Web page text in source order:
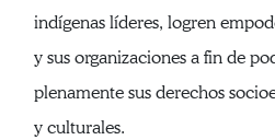
indígenas líderes, logren
y sus organizaciones a fin de
plenamente sus derechos
y culturales.